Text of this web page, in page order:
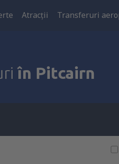
Atracţii Transferuri
în Pitcairn